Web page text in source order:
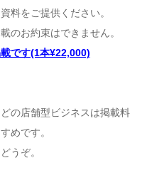
料をご提供ください。
のお約束はできません。
です(1本¥22,000)
の店舗型ビジネスは掲載料
めです。
うぞ。